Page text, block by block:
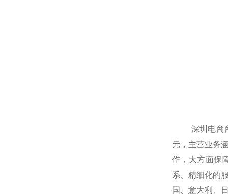
深圳电商商
元，主营业务
作，大方面保
系、精细化的
国、意大利、